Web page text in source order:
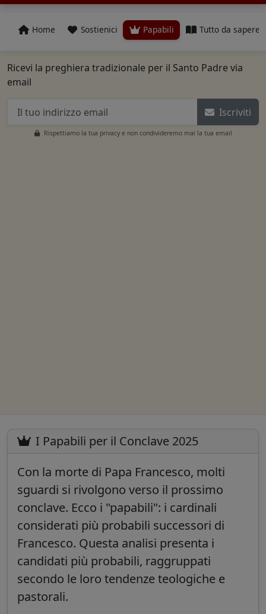
Home Sostienici Papabili Tutto da sapere
Ricevi la preghiera tradizionale per il Santo Padre via
email
Iscriviti
Rispettiamo la tua privacy e non condivideremo mai la tua email
I Papabili per il Conclave 2025
Con la morte di Papa Francesco, molti
sguardi si rivolgono verso il prossimo
conclave. Ecco i "papabili": i cardinali
considerati più probabili successori di
Francesco. Questa analisi presenta i
candidati più probabili, raggruppati
secondo le loro tendenze teologiche e
pastorali.